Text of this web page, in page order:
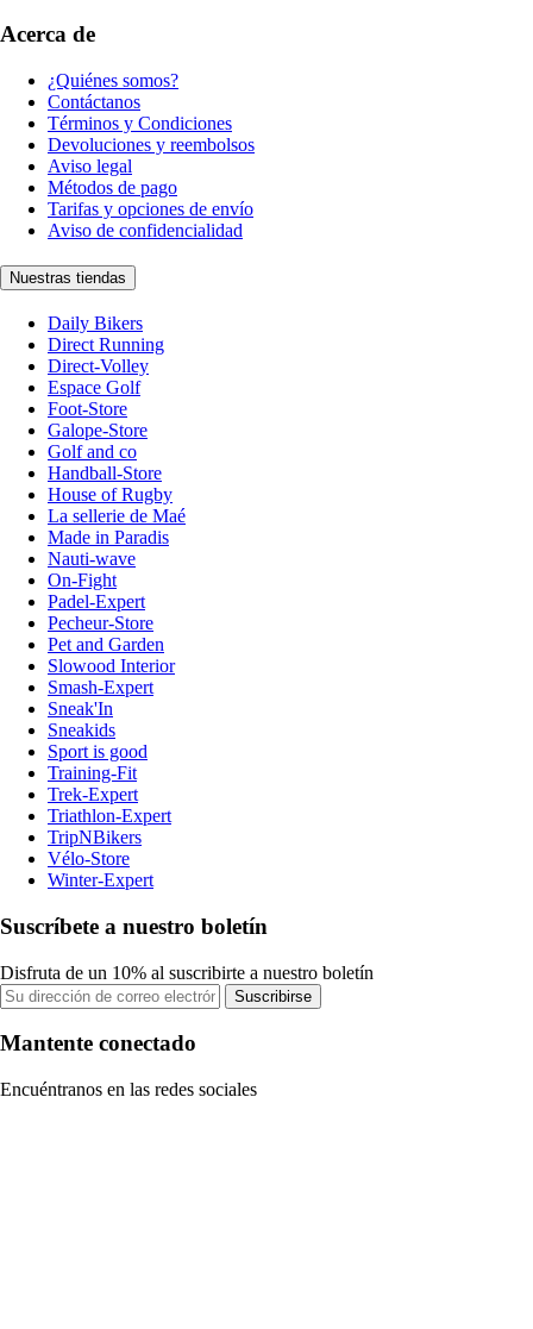
Acerca de
¿Quiénes somos?
Contáctanos
Términos y Condiciones
Devoluciones y reembolsos
Aviso legal
Métodos de pago
Tarifas y opciones de envío
Aviso de confidencialidad
Nuestras tiendas
Daily Bikers
Direct Running
Direct-Volley
Espace Golf
Foot-Store
Galope-Store
Golf and co
Handball-Store
House of Rugby
La sellerie de Maé
Made in Paradis
Nauti-wave
On-Fight
Padel-Expert
Pecheur-Store
Pet and Garden
Slowood Interior
Smash-Expert
Sneak'In
Sneakids
Sport is good
Training-Fit
Trek-Expert
Triathlon-Expert
TripNBikers
Vélo-Store
Winter-Expert
Suscríbete a nuestro boletín
Disfruta de un 10% al suscribirte a nuestro boletín
Suscribirse
Mantente conectado
Encuéntranos en las redes sociales